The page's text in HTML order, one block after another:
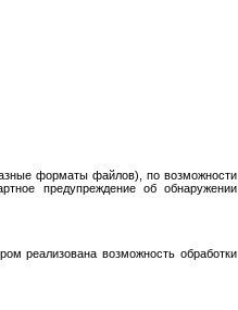
форматы файлов), по возможности
предупреждение об обнаружении
реализована возможность обработки